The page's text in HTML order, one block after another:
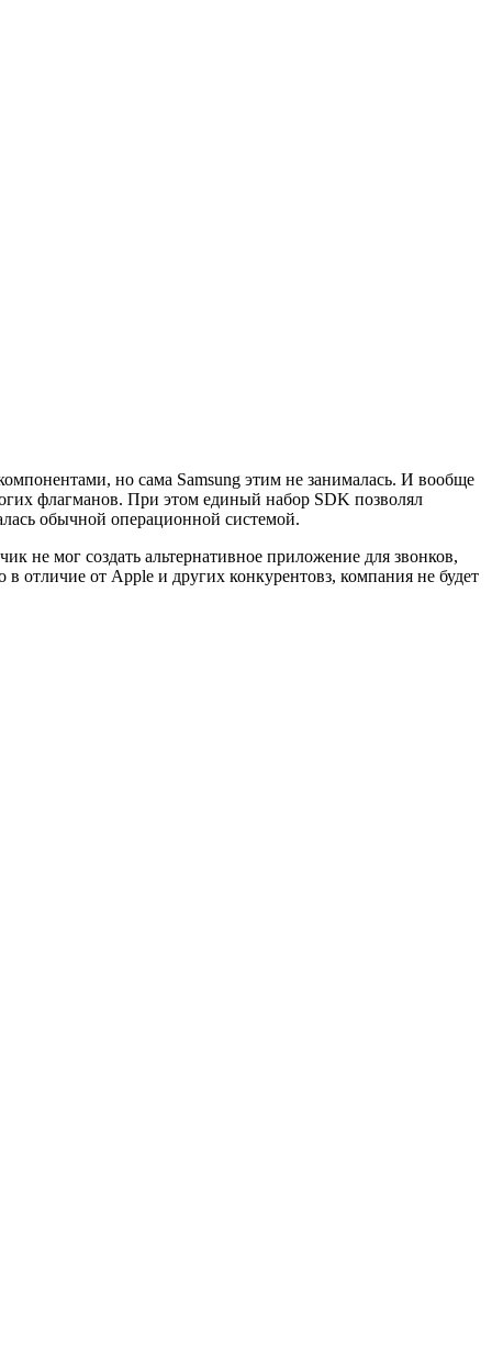
но сама Samsung этим не занималась. И вообще
флагманов. При этом единый набор SDK позволял
обычной операционной системой.
не мог создать альтернативное приложение для звонков,
отличие от Apple и других конкурентовз, компания не будет